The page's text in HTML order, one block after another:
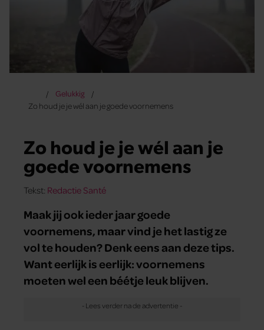
Gelukkig
Zo houd je je wél aan je goede voornemens
Zo houd je je wél aan je
goede voornemens
Tekst: Redactie Santé
Maak jij ook ieder jaar goede
voornemens, maar vind je het lastig ze
vol te houden? Denk eens aan deze tips.
Want eerlijk is eerlijk: voornemens
moeten wel een béétje leuk blijven.